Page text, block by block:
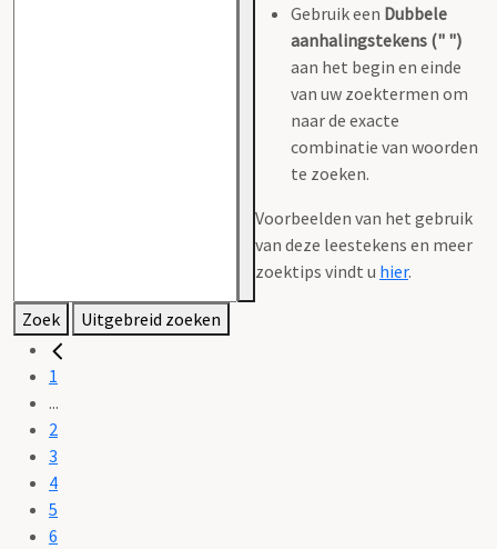
Gebruik een Dubbele
aanhalingstekens (" ")
aan het begin en einde
van uw zoektermen om
naar de exacte
combinatie van woorden
te zoeken.
Voorbeelden van het gebruik
van deze leestekens en meer
zoektips vindt u hier.
Zoek Uitgebreid zoeken
1
...
2
3
4
5
6